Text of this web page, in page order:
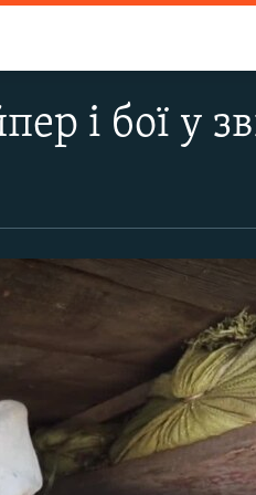
і бої у